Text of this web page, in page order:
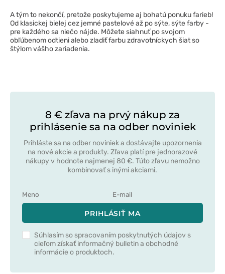
A tým to nekončí, pretože poskytujeme aj bohatú ponuku farieb!
Od klasickej bielej cez jemné pastelové až po sýte, sýte farby -
pre každého sa niečo nájde. Môžete siahnuť po svojom
obľúbenom odtieni alebo zladiť farbu zdravotníckych šiat so
štýlom vášho zariadenia.
8 € zľava na prvý nákup za
prihlásenie sa na odber noviniek
Prihláste sa na odber noviniek a dostávajte upozornenia
na nové akcie a produkty. Zľava platí pre jednorazové
nákupy v hodnote najmenej 80 €. Túto zľavu nemožno
kombinovať s inými akciami.
PRIHLÁSIŤ MA
Súhlasím so spracovaním poskytnutých údajov s
cieľom získať informačný bulletin a obchodné
informácie o produktoch.